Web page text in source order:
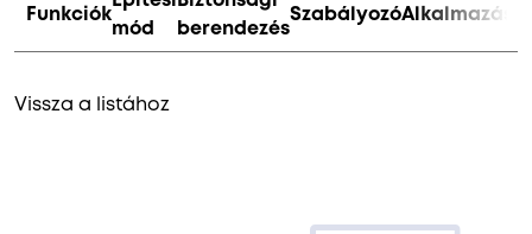
Funkciók
mód
berendezés
SzabályozóAlkalmazás
Vissza a listához